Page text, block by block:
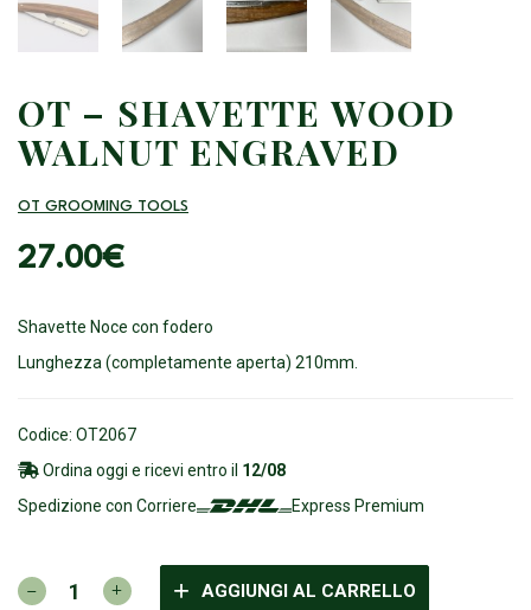
OT – SHAVETTE WOOD
WALNUT ENGRAVED
OT GROOMING TOOLS
Shavette Noce con fodero
Lunghezza (completamente aperta) 210mm.
Codice: OT2067
Ordina oggi e ricevi entro il 12/08
Spedizione con Corriere
Express Premium
27.00€
OT
AGGIUNGI AL CARRELLO